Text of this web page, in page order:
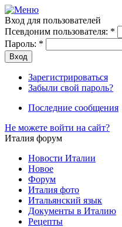
Вход для пользователей
Псевдоним пользователя: *
Пароль: *
Зарегистрироваться
Забыли свой пароль?
Последние сообщения
Не можете войти на сайт?
Италия форум
Новости Италии
Новое
Форум
Италия фото
Итальянский язык
Документы в Италию
Рецепты